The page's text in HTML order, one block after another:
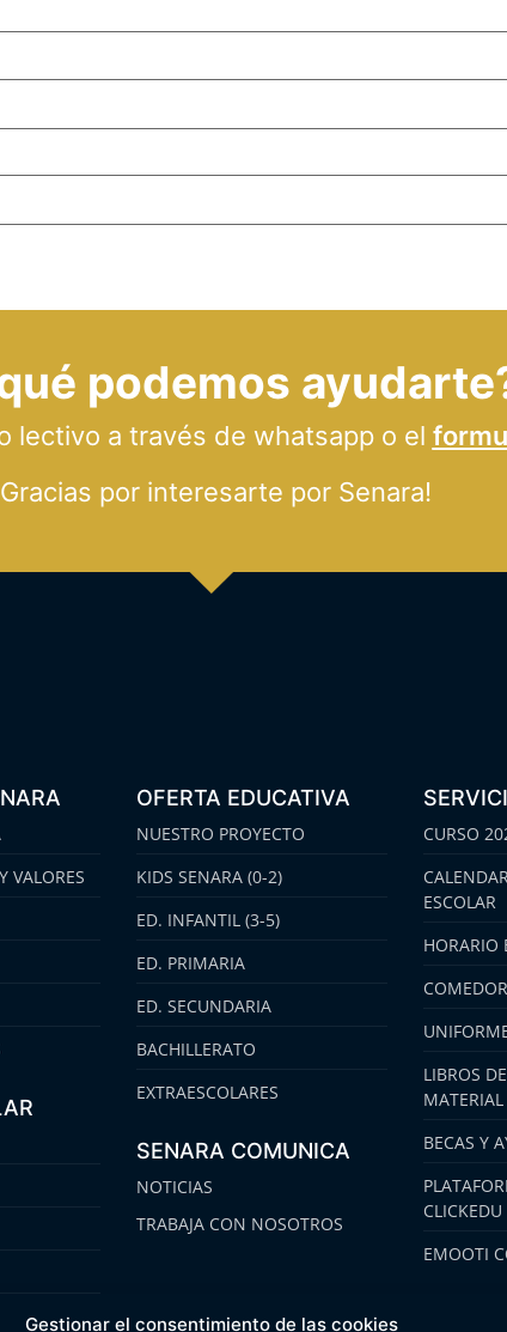
Gestionar el consentimiento de las cookies
podemos
lectivo a través de whatsapp o el
por interesarte por Senara!
VALORES
OFERTA EDUCATIVA
NUESTRO PROYECTO
KIDS SENARA (0-2)
ED. INFANTIL (3-5)
ED. PRIMARIA
ED. SECUNDARIA
BACHILLERATO
EXTRAESCOLARES
SENARA COMUNICA
NOTICIAS
TRABAJA CON NOSOTROS
CURSO
ESCOLAR
HORARIO
LIBROS
MATERIAL
BECAS Y
CLICKEDU
EMOOTI